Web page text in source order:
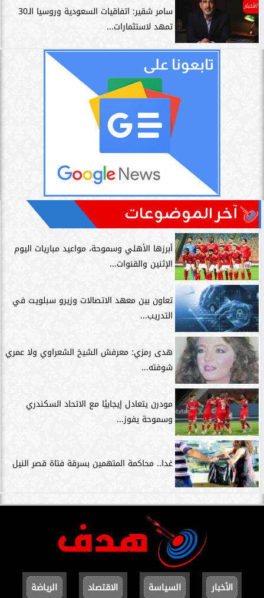
الأخبار
سامر شقير: اتفاقيات السعودية وروسيا الـ30
تمهد لاستثمارات...
آخر الموضوعات
أبرزها الأهلي وسموحة، مواعيد مباريات اليوم
الإثنين والقنوات...
تعاون بين معهد الاتصالات وزيرو سبلويت في
التدريب...
هدى رمزي: معرفش الشيخ الشعراوي ولا عمري
شوفته...
مودرن يتعادل إيجابيًا مع الاتحاد السكندري
وسموحة يفوز...
غدا.. محاكمة المتهمين بسرقة فتاة قصر النيل
الأخبار السياسة الاقتصاد الرياضة